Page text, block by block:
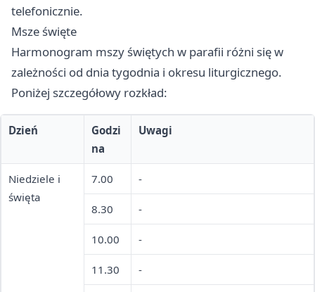
telefonicznie.
Msze święte
Harmonogram mszy świętych w parafii różni się w
zależności od dnia tygodnia i okresu liturgicznego.
Poniżej szczegółowy rozkład:
Dzień
Godzi
na
Uwagi
Niedziele i
święta
7.00 -
8.30 -
10.00 -
11.30 -